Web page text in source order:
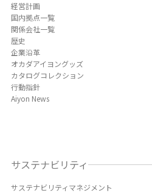
経営計画
国内拠点一覧
関係会社一覧
歴史
企業沿革
オカダアイヨングッズ
カタログコレクション
行動指針
Aiyon News
サステナビリティ
サステナビリティマネジメント